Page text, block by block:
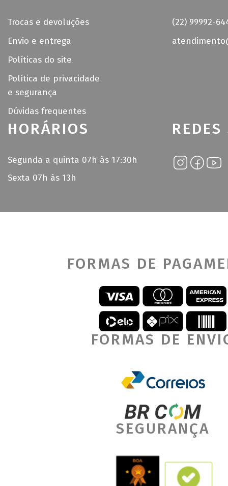
Trocas e devoluções
Envio e entrega
Políticas do site
Política de privacidade
e segurança
Dúvidas frequentes
(22) 99992-
HORÁRIOS
Segunda a quinta 07h às 17:30h
Sexta 07h às 13h
FORMAS DE
FORMAS DE
SEGURANÇA